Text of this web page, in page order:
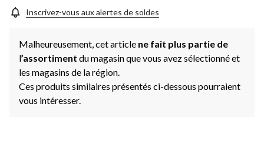
page.
Inscrivez-vous aux alertes de soldes
Malheureusement, cet article ne fait plus partie de
l’assortiment du magasin que vous avez sélectionné et
les magasins de la région.
Ces produits similaires présentés ci-dessous pourraient
vous intéresser.